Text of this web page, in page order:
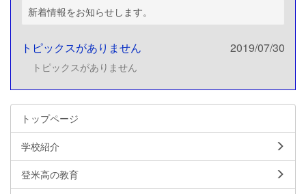
新着情報をお知らせします。
トピックスがありません 2019/07/30
トピックスがありません
トップページ
学校紹介
登米高の教育